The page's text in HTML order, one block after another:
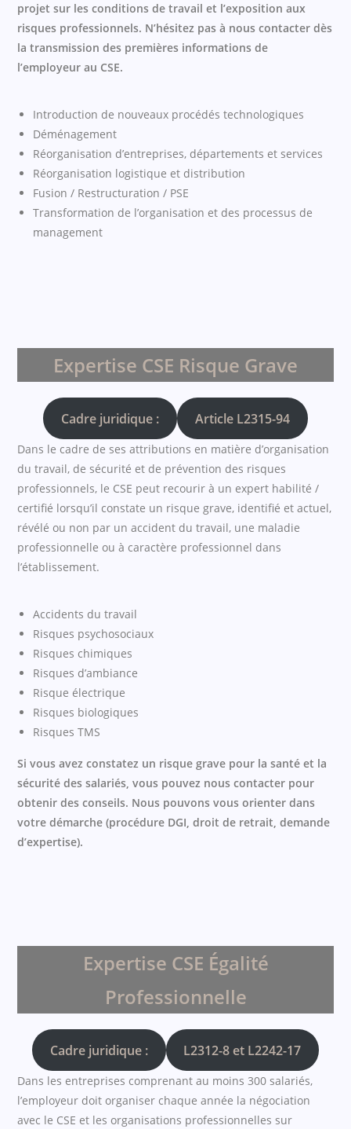
projet sur les conditions de travail et l’exposition aux
risques professionnels. N’hésitez pas à nous contacter dès
la transmission des premières informations de
l’employeur au CSE.
Introduction de nouveaux procédés technologiques
Déménagement
Réorganisation d’entreprises, départements et services
Réorganisation logistique et distribution
Fusion / Restructuration / PSE
Transformation de l’organisation et des processus de
management
Expertise CSE Risque Grave
Cadre juridique : Article L2315-94
Dans le cadre de ses attributions en matière d’organisation
du travail, de sécurité et de prévention des risques
professionnels, le CSE peut recourir à un expert habilité /
certifié lorsqu’il constate un risque grave, identifié et actuel,
révélé ou non par un accident du travail, une maladie
professionnelle ou à caractère professionnel dans
l’établissement.
Accidents du travail
Risques psychosociaux
Risques chimiques
Risques d’ambiance
Risque électrique
Risques biologiques
Risques TMS
Si vous avez constatez un risque grave pour la santé et la
sécurité des salariés, vous pouvez nous contacter pour
obtenir des conseils. Nous pouvons vous orienter dans
votre démarche (procédure DGI, droit de retrait, demande
d’expertise).
Expertise CSE Égalité
Professionnelle
Cadre juridique : L2312-8 et L2242-17
Dans les entreprises comprenant au moins 300 salariés,
l’employeur doit organiser chaque année la négociation
avec le CSE et les organisations professionnelles sur